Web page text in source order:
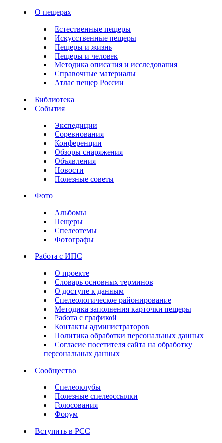
О пещерах
Естественные пещеры
Искусственные пещеры
Пещеры и жизнь
Пещеры и человек
Методика описания и исследования
Справочные материалы
Атлас пещер России
Библиотека
События
Экспедиции
Соревнования
Конференции
Обзоры снаряжения
Объявления
Новости
Полезные советы
Фото
Альбомы
Пещеры
Спелеотемы
Фотографы
Работа с ИПС
О проекте
Словарь основных терминов
О доступе к данным
Спелеологическое районирование
Методика заполнения карточки пещеры
Работа с графикой
Контакты администраторов
Политика обработки персональных данных
Согласие посетителя сайта на обработку
персональных данных
Сообщество
Спелеоклубы
Полезные спелеоссылки
Голосования
Форум
Вступить в РСС